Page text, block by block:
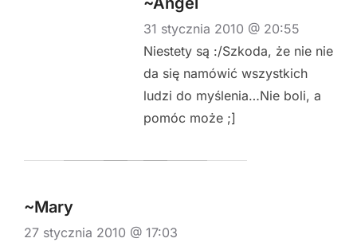
31 stycznia 2010 @ 20:55
Niestety są :/Szkoda, że nie nie
da się namówić wszystkich
ludzi do myślenia…Nie boli, a
pomóc może ;]
~Mary
27 stycznia 2010 @ 17:03